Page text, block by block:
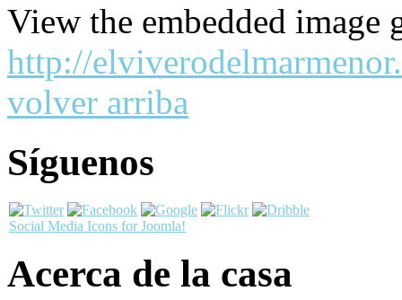
View the embedded image
http://
volver arriba
Síguenos
Social Media Icons for Joomla!
Acerca de la casa